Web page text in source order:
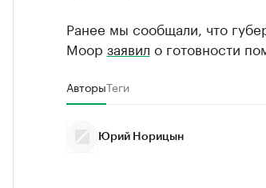
Ранее мы сообщали, что
Моор заявил о готовности
АвторыТеги
Юрий Норицын